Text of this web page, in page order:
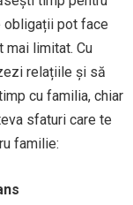
obligații pot face
limitat. Cu
relațiile și să
cu familia, chiar
sfaturi care te
familie: